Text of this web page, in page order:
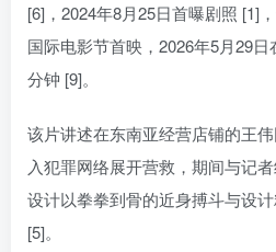
[6]，2024年8月25日首曝剧照 [1]
国际电影节首映，2026年5月29
分钟 [9]。
该片讲述在东南亚经营店铺的王
入犯罪网络展开营救，期间与记
设计以拳拳到骨的近身搏斗与设
[5]。